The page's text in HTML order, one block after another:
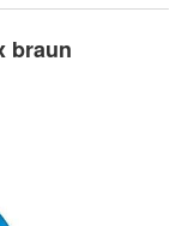
braun